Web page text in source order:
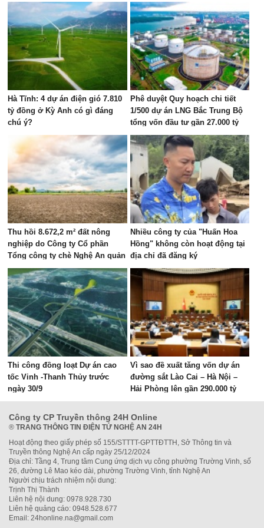
Hà Tĩnh: 4 dự án điện gió 7.810
tỷ đồng ở Kỳ Anh có gì đáng
chú ý?
Phê duyệt Quy hoạch chi tiết
1/500 dự án LNG Bắc Trung Bộ
tổng vốn đầu tư gần 27.000 tỷ
đồng tại Hà Tĩnh
Thu hồi 8.672,2 m² đất nông
nghiệp do Công ty Cổ phần
Tổng công ty chè Nghệ An quản
lý
Nhiều công ty của "Huấn Hoa
Hồng" không còn hoạt động tại
địa chỉ đã đăng ký
Thi công đồng loạt Dự án cao
tốc Vinh -Thanh Thủy trước
ngày 30/9
Vì sao đề xuất tăng vốn dự án
đường sắt Lào Cai – Hà Nội –
Hải Phòng lên gần 290.000 tỷ
đồng?
Công ty CP Truyền thông 24H Online
® TRANG THÔNG TIN ĐIỆN TỬ NGHỆ AN 24H
Hoạt động theo giấy phép số 155/STTTT-GPTTĐTTH, Sở Thông tin và
Truyền thông Nghệ An cấp ngày 25/12/2024
Địa chỉ: Tầng 4, Trung tâm Cung ứng dịch vụ công phường Trường Vinh, số
26, đường Lê Mao kéo dài, phường Trường Vinh, tỉnh Nghệ An
Người chịu trách nhiệm nội dung:
Trịnh Thị Thành
Liên hệ nội dung: 0978.928.730
Liên hệ quảng cáo: 0948.528.677
Email: 24honline.na@gmail.com